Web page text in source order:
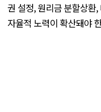
권 설정, 원리금 분할상환
자율적 노력이 확산돼야